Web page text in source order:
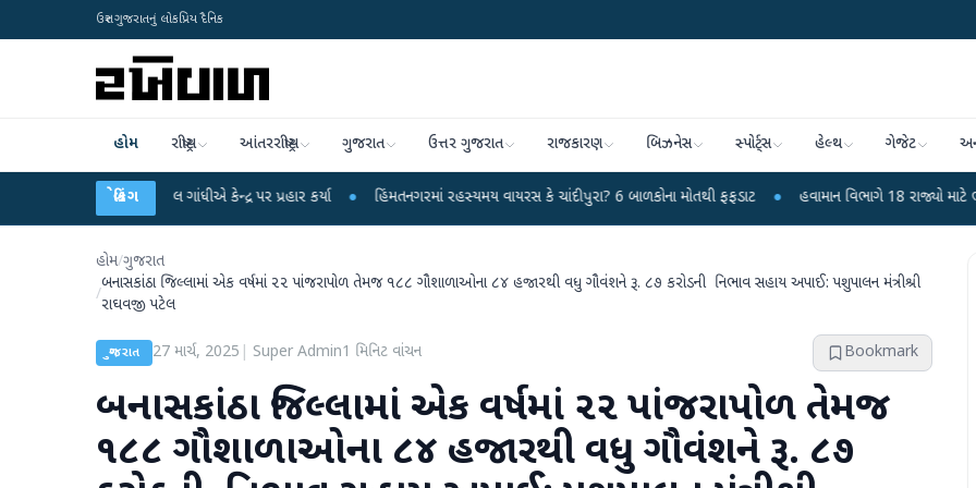
ઉત્તર ગુજરાતનું લોકપ્રિય દૈનિક
હોમ રાષ્ટ્રીય આંતરરાષ્ટ્રીય ગુજરાત ઉત્તર ગુજરાત રાજકારણ બિઝનેસ સ્પોર્ટ્સ હેલ્થ ગેજેટ
બ્રેકિંગ
પર રાહુલ ગાંધીએ કેન્દ્ર પર પ્રહાર કર્યા ● હિંમતનગરમાં રહસ્યમય વાયરસ કે ચાંદીપુરા? 6 બાળકોના મોતથી ફફડાટ ● હવામાન વિભાગે 18 રાજ્યો માટે ભારે વરસાદની
હોમ/ગુજરાત
/
બનાસકાંઠા જિલ્લામાં એક વર્ષમાં ૨૨ પાંજરાપોળ તેમજ ૧૮૮ ગૌશાળાઓના ૮૪ હજારથી વધુ ગૌવંશને રૂ. ૮૭ કરોડની નિભાવ સહાય અપાઈ: પશુપાલન મંત્રીશ્રી
રાઘવજી પટેલ
ગુજરાત 27 માર્ચ, 2025 Super Admin1 મિનિટ વાંચન Bookmark
બનાસકાંઠા જિલ્લામાં એક વર્ષમાં ૨૨ પાંજરાપોળ તેમજ
૧૮૮ ગૌશાળાઓના ૮૪ હજારથી વધુ ગૌવંશને રૂ. ૮૭